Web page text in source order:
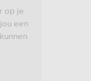
op je
een